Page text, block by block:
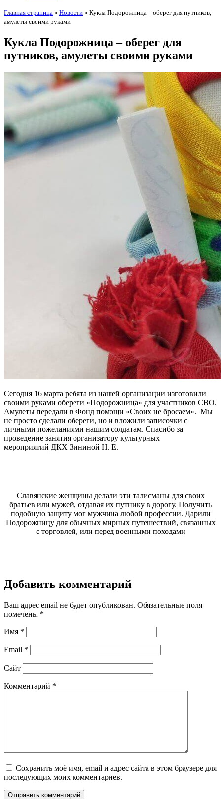
Главная страница » Новости » Кукла Подорожница – оберег для путников,
амулеты своими руками
Кукла Подорожница – оберег для
путников, амулеты своими руками
Сегодня 16 марта ребята из нашей организации изготовили
своими руками обереги «Подорожница» для участников СВО.
Амулеты передали в Фонд помощи «Своих не бросаем». Мы
не просто сделали обереги, но и вложили записочки с
личными пожеланиями нашим солдатам. Спасибо за
проведение занятия организатору культурных
мероприятий ДКХ Зининой Н. Е.
Славянские женщины делали эти талисманы для своих
братьев или мужей, отдавая их путнику в дорогу. Получить
подобную защиту мог мужчина любой профессии. Дарили
Подорожницу для обычных мирных путешествий, связанных
с торговлей, или перед военными походами
Добавить комментарий
Ваш адрес email не будет опубликован. Обязательные поля
помечены *
Имя *
Email *
Сайт
Комментарий *
Сохранить моё имя, email и адрес сайта в этом браузере для
последующих моих комментариев.